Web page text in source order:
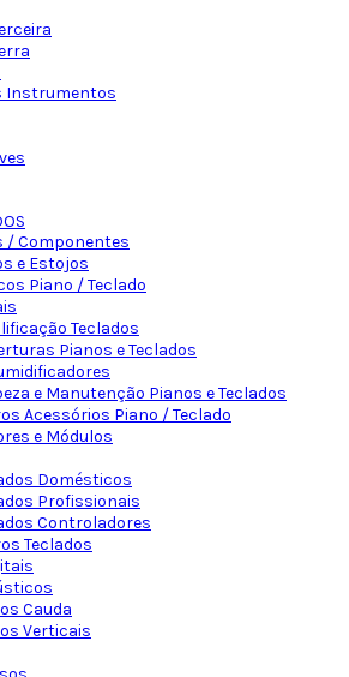
Instrumentos
/ Componentes
e Estojos
Piano / Teclado
Teclados
Pianos e Teclados
e Manutenção Pianos e Teclados
Acessórios Piano / Teclado
e Módulos
Domésticos
Profissionais
Controladores
Teclados
Cauda
Verticais